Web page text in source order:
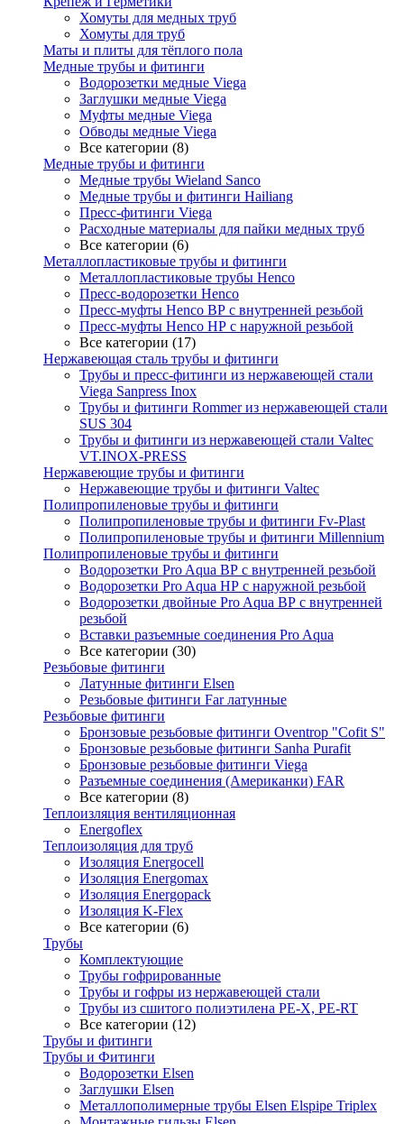
Хомуты для медных труб
Хомуты для труб
Маты и плиты для тёплого пола
Медные трубы и фитинги
Водорозетки медные Viega
Заглушки медные Viega
Муфты медные Viega
Обводы медные Viega
Все категории (8)
Медные трубы и фитинги
Медные трубы Wieland Sanco
Медные трубы и фитинги Hailiang
Пресс-фитинги Viega
Расходные материалы для пайки медных труб
Все категории (6)
Металлопластиковые трубы и фитинги
Металлопластиковые трубы Henco
Пресс-водорозетки Henco
Пресс-муфты Henco ВР с внутренней резьбой
Пресс-муфты Henco НР с наружной резьбой
Все категории (17)
Нержавеющая сталь трубы и фитинги
Трубы и пресс-фитинги из нержавеющей стали
Viega Sanpress Inox
Трубы и фитинги Rommer из нержавеющей стали
SUS 304
Трубы и фитинги из нержавеющей стали Valtec
VT.INOX-PRESS
Нержавеющие трубы и фитинги
Нержавеющие трубы и фитинги Valtec
Полипропиленовые трубы и фитинги
Полипропиленовые трубы и фитинги Fv-Plast
Полипропиленовые трубы и фитинги Millennium
Полипропиленовые трубы и фитинги
Водорозетки Pro Aqua ВР с внутренней резьбой
Водорозетки Pro Aqua НР с наружной резьбой
Водорозетки двойные Pro Aqua ВР с внутренней
резьбой
Вставки разъемные соединения Pro Aqua
Все категории (30)
Резьбовые фитинги
Латунные фитинги Elsen
Резьбовые фитинги Far латунные
Резьбовые фитинги
Бронзовые резьбовые фитинги Oventrop "Cofit S"
Бронзовые резьбовые фитинги Sanha Purafit
Бронзовые резьбовые фитинги Viega
Разъемные соединения (Американки) FAR
Все категории (8)
Теплоизляция вентиляционная
Energoflex
Теплоизоляция для труб
Изоляция Energocell
Изоляция Energomax
Изоляция Energopack
Изоляция K-Flex
Все категории (6)
Трубы
Комплектующие
Трубы гофрированные
Трубы и гофры из нержавеющей стали
Трубы из сшитого полиэтилена PE-X, PE-RT
Все категории (12)
Трубы и фитинги
Трубы и Фитинги
Водорозетки Elsen
Заглушки Elsen
Металлополимерные трубы Elsen Elspipe Triplex